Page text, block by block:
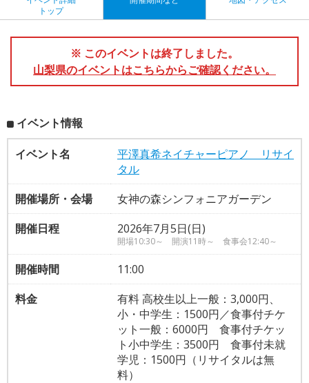
トップ
※ このイベントは終了しました。
山梨県のイベントはこちらからご確認ください。
イベント情報
イベント名
平澤真希ネイチャーピアノ リサイ
タル
開催場所・会場
女神の森シンフォニアガーデン
開催日程
2026年7月5日(日)
開場10:30～ 開演11時～ 食事会12:40～
開催時間
11:00
料金
有料 高校生以上一般：3,000円、
小・中学生：1500円／食事付チケ
ット一般：6000円 食事付チケッ
ト小中学生：3500円 食事付未就
学児：1500円（リサイタルは無
料）